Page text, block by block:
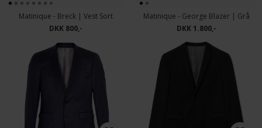
Matinique - Breck | Vest Sort
DKK 800,-
Matinique - George Blazer | Grå
DKK 1.800,-